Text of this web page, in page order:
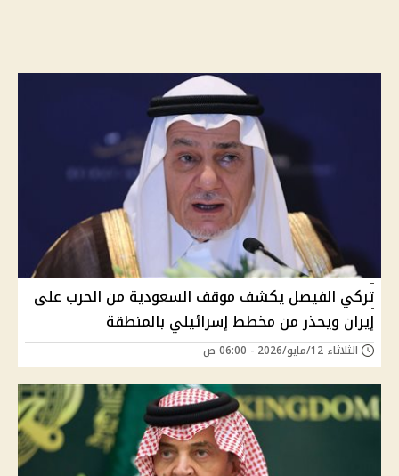
تركي الفيصل يكشف موقف السعودية من الحرب على
إيران ويحذر من مخطط إسرائيلي بالمنطقة
الثلاثاء 12/مايو/2026 - 06:00 ص